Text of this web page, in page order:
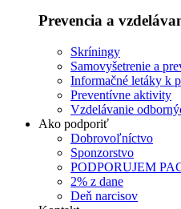
Prevencia a
Skríningy
Samovyšetrenie a
Informačné letáky k
Preventívne aktivity
Vzdelávanie
Ako podporiť
Dobrovoľníctvo
Sponzorstvo
PODPORUJEM
2% z dane
Deň narcisov